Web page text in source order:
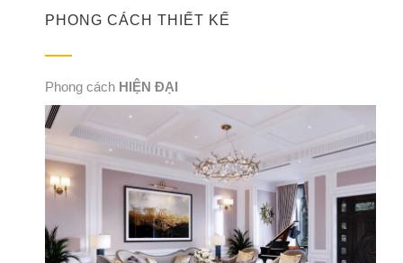
PHONG CÁCH THIẾT KẾ
Phong cách HIỆN ĐẠI